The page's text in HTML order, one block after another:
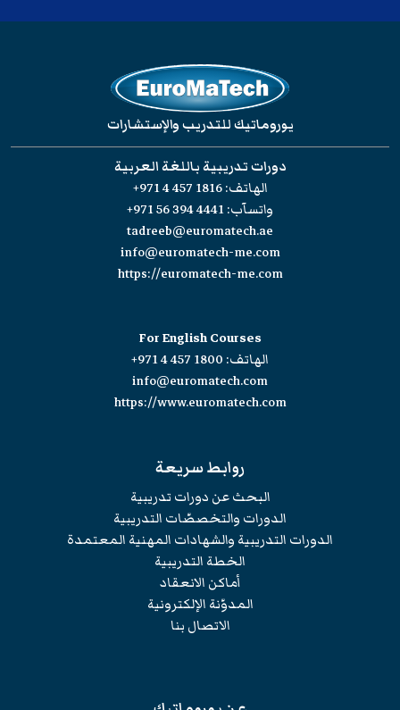
يوروماتيك للتدريب والإستشارات
دورات تدريبية باللغة العربية
الهاتف:+971 4 457 1816
واتسآب:+971 56 394 4441
tadreeb@euromatech.ae
info@euromatech-me.com
https://euromatech-me.com
For English Courses
الهاتف: +971 4 457 1800
info@euromatech.com
https://www.euromatech.com
روابط سريعة
البحث عن دورات تدريبية
الدورات والتخصصّات التدريبية
الدورات التدريبية والشهادات المهنية المعتمدة
الخطة التدريبية
أماكن الانعقاد
المدوّنة الإلكترونية
الاتصال بنا